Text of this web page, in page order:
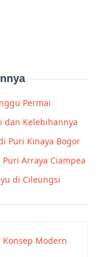
Permai
dan Kelebihannya
Puri Kinaya Bogor
Arraya Ciampea
di Cileungsi
Modern